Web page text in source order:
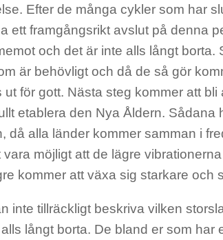
Efter de många cykler som har
ett framgångsrikt avslut på denna
och det är inte alls långt
är behövligt och då de så gör
ut för gott. Nästa steg kommer att
etablera den Nya Åldern.
då alla länder kommer samman i
vara möjligt att de lägre
kommer att växa sig starkare och
inte tillräckligt beskriva vilken
långt borta. De bland er som har